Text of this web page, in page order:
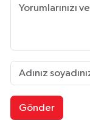
Gönder